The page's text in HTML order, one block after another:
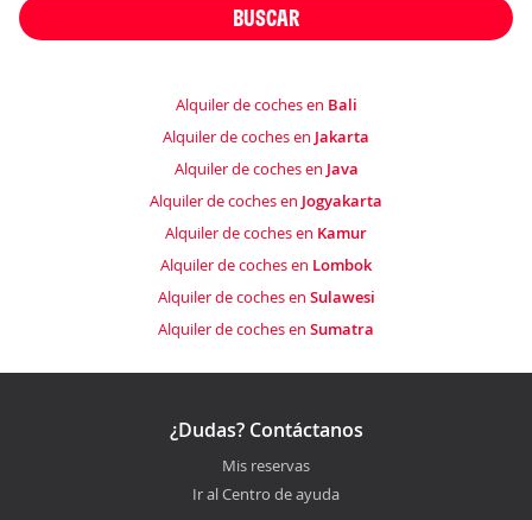
BUSCAR
Alquiler de coches en Bali
Alquiler de coches en Jakarta
Alquiler de coches en Java
Alquiler de coches en Jogyakarta
Alquiler de coches en Kamur
Alquiler de coches en Lombok
Alquiler de coches en Sulawesi
Alquiler de coches en Sumatra
¿Dudas? Contáctanos
Mis reservas
Ir al Centro de ayuda